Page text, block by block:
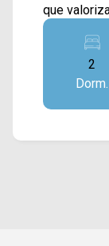
que
sala de
equipada
criando
convívio
área
conta com
2
Dorm.